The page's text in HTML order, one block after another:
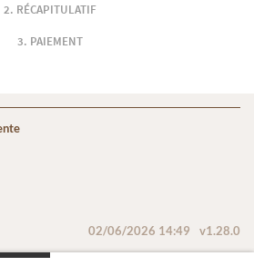
RÉCAPITULATIF
PAIEMENT
02/06/2026 14:49 v1.28.0